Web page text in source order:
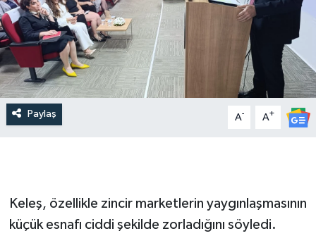
Paylaş A- A+
Keleş, özellikle zincir marketlerin yaygınlaşmasının
küçük esnafı ciddi şekilde zorladığını söyledi.
KASTAMONU